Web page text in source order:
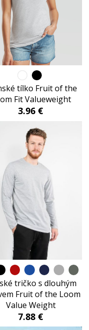
tílko Fruit of the
Fit Valueweight
3.96 €
tričko s dlouhým
Fruit of the Loom
Value Weight
7.88 €